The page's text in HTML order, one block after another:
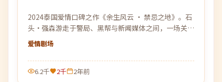
2024泰国爱情口碑之作《余生风云 · 禁忌之地》。石
头·强森游走于警局、黑帮与新闻媒体之间，一场关于
信任与背叛的猫鼠游戏即将上演。
爱情剧场
6.2千 2千 2年前